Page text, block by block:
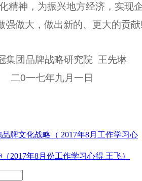
精神， 为振兴地方经济，实现
强做大，做出新的、更大的贡
集团品牌战略研究院 王先琳
二0一七年九月一日
品牌文化战略（ 2017年8月工作学习心
2017年8月份工作学习心得 王飞）